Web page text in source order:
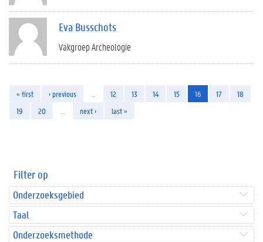
Eva Busschots
Vakgroep Archeologie
« first ‹ previous 12 13 14 15 16 17
18
19
20 next › last »
Filter op
Onderzoeksgebied
Taal
Onderzoeksmethode